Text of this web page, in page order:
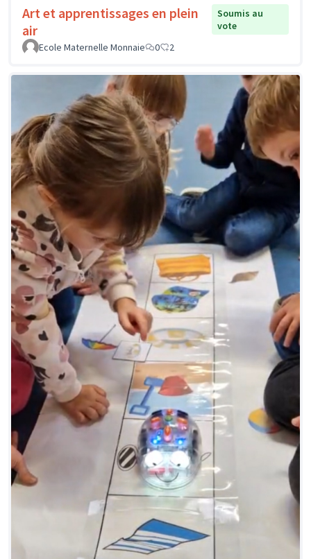
Art et apprentissages en plein
air
Soumis au
vote
Ecole Maternelle Monnaie
0 2